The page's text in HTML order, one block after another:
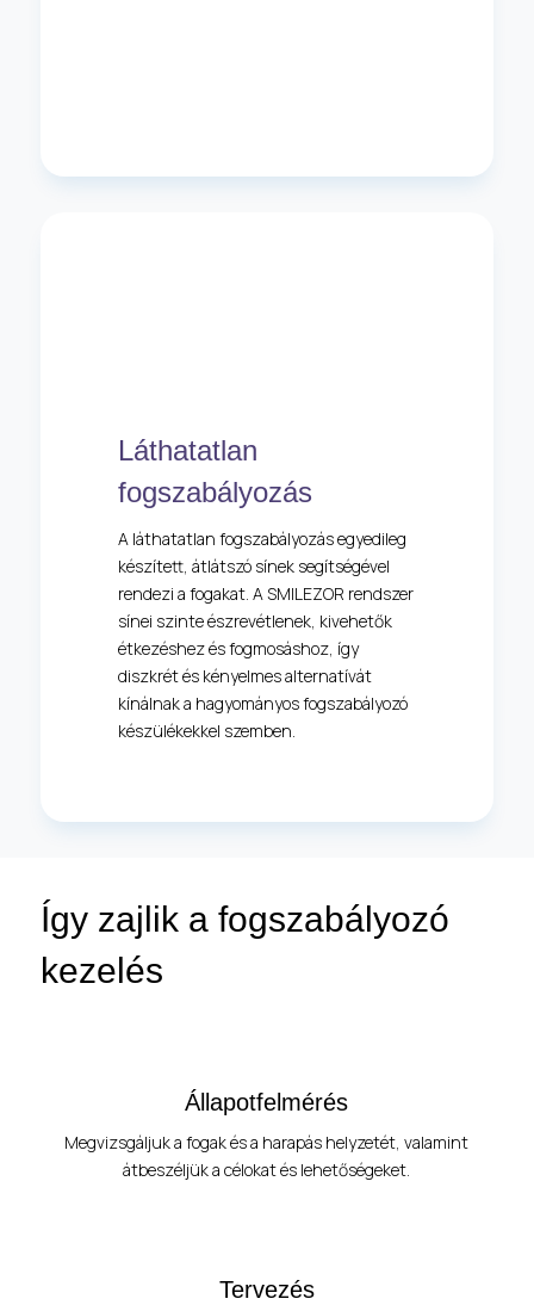
Láthatatlan
fogszabályozás
A láthatatlan fogszabályozás egyedileg
készített, átlátszó sínek segítségével
rendezi a fogakat. A SMILEZOR rendszer
sínei szinte észrevétlenek, kivehetők
étkezéshez és fogmosáshoz, így
diszkrét és kényelmes alternatívát
kínálnak a hagyományos fogszabályozó
készülékekkel szemben.
Így zajlik a fogszabályozó
kezelés
Állapotfelmérés
Megvizsgáljuk a fogak és a harapás helyzetét, valamint
átbeszéljük a célokat és lehetőségeket.
Tervezés